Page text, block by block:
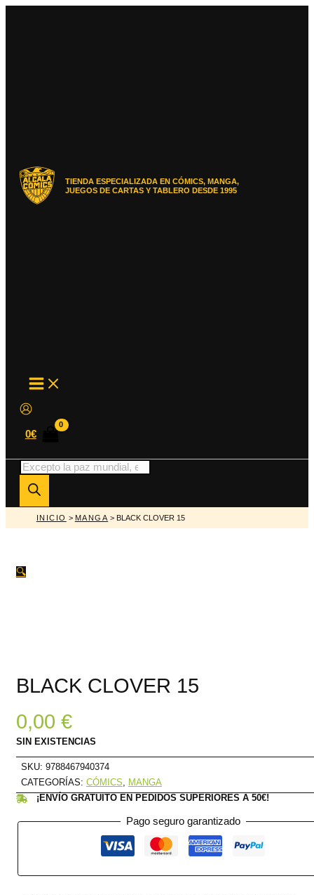
TIENDA ESPECIALIZADA EN CÓMICS, MANGA,
JUEGOS DE CARTAS Y TABLERO DESDE 1995
MAIN
MENU
0€
Búsqueda
de
productos
INICIO > MANGA > BLACK CLOVER 15
🔍
BLACK CLOVER 15
0,00 €
SIN EXISTENCIAS
SKU: 9788467940374
CATEGORÍAS: CÓMICS
MANGA
¡ENVÍO GRATUITO EN PEDIDOS SUPERIORES A 50€!
Pago seguro garantizado